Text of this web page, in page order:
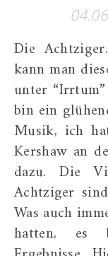
Die Achtziger. Herrjeh. Mindestens optisch
kann man
unter
bin ein
Musik, ich
Kershaw an
dazu. Die
Achtziger
Was auch
hatten, es